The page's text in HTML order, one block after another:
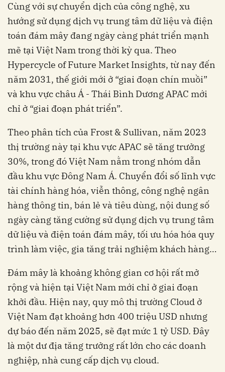
Cùng với sự chuyển dịch của công nghệ, xu
hướng sử dụng dịch vụ trung tâm dữ liệu và điện
toán đám mây đang ngày càng phát triển mạnh
mẽ tại Việt Nam trong thời kỳ qua. Theo
Hypercycle of Future Market Insights, từ nay đến
năm 2031, thế giới mới ở “giai đoạn chín muồi”
và khu vực châu Á - Thái Bình Dương APAC mới
chỉ ở “giai đoạn phát triển”.
Theo phân tích của Frost & Sullivan, năm 2023
thị trường này tại khu vực APAC sẽ tăng trưởng
30%, trong đó Việt Nam nằm trong nhóm dẫn
đầu khu vực Đông Nam Á. Chuyển đổi số lĩnh vực
tài chính hàng hóa, viễn thông, công nghệ ngân
hàng thông tin, bán lẻ và tiêu dùng, nội dung số
ngày càng tăng cường sử dụng dịch vụ trung tâm
dữ liệu và điện toán đám mây, tối ưu hóa hóa quy
trình làm việc, gia tăng trải nghiệm khách hàng…
Đám mây là khoảng không gian cơ hội rất mở
rộng và hiện tại Việt Nam mới chỉ ở giai đoạn
khởi đầu. Hiện nay, quy mô thị trường Cloud ở
Việt Nam đạt khoảng hơn 400 triệu USD nhưng
dự báo đến năm 2025, sẽ đạt mức 1 tỷ USD. Đây
là một dư địa tăng trưởng rất lớn cho các doanh
nghiệp, nhà cung cấp dịch vụ cloud.